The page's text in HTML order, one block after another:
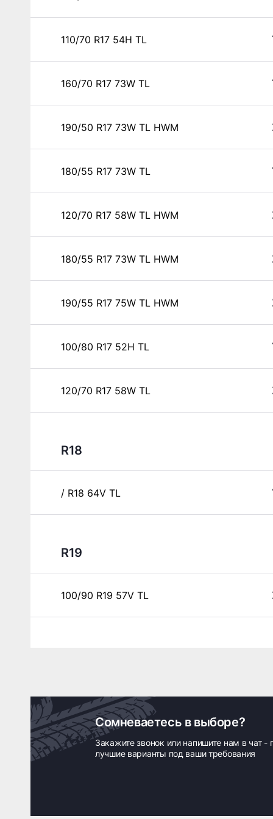
110/70 R17 54H TL
160/70 R17 73W TL
190/50 R17 73W TL HWM
180/55 R17 73W TL
120/70 R17 58W TL HWM
180/55 R17 73W TL HWM
190/55 R17 75W TL HWM
100/80 R17 52H TL
120/70 R17 58W TL
R18
/ R18 64V TL
R19
100/90 R19 57V TL
Сомневаетесь в выборе?
Закажите звонок или напишите нам в чат -
лучшие варианты под ваши требования